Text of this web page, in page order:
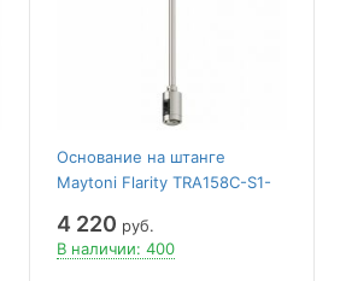
Основание на штанге
Maytoni Flarity TRA158C-S1-
4 220 руб.
В наличии: 400